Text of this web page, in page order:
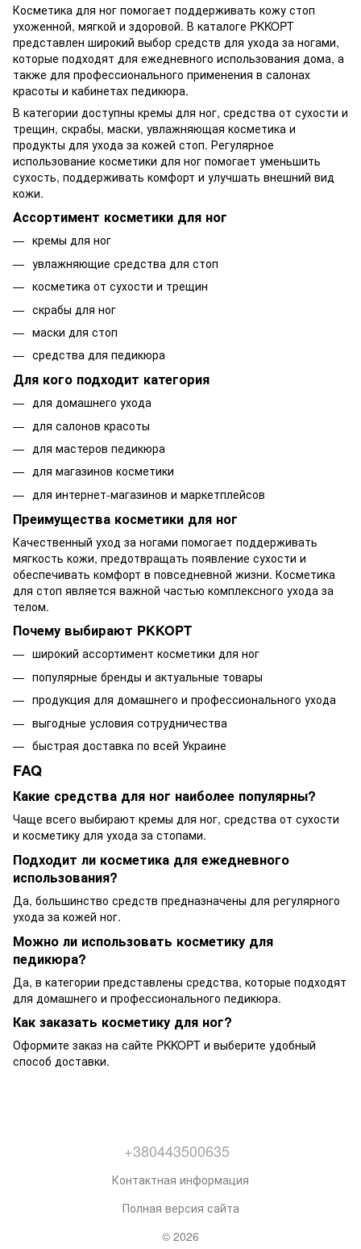
Косметика для ног помогает поддерживать кожу стоп
ухоженной, мягкой и здоровой. В каталоге PKKOPT
представлен широкий выбор средств для ухода за ногами,
которые подходят для ежедневного использования дома, а
также для профессионального применения в салонах
красоты и кабинетах педикюра.
В категории доступны кремы для ног, средства от сухости и
трещин, скрабы, маски, увлажняющая косметика и
продукты для ухода за кожей стоп. Регулярное
использование косметики для ног помогает уменьшить
сухость, поддерживать комфорт и улучшать внешний вид
кожи.
Ассортимент косметики для ног
кремы для ног
увлажняющие средства для стоп
косметика от сухости и трещин
скрабы для ног
маски для стоп
средства для педикюра
Для кого подходит категория
для домашнего ухода
для салонов красоты
для мастеров педикюра
для магазинов косметики
для интернет-магазинов и маркетплейсов
Преимущества косметики для ног
Качественный уход за ногами помогает поддерживать
мягкость кожи, предотвращать появление сухости и
обеспечивать комфорт в повседневной жизни. Косметика
для стоп является важной частью комплексного ухода за
телом.
Почему выбирают PKKOPT
широкий ассортимент косметики для ног
популярные бренды и актуальные товары
продукция для домашнего и профессионального ухода
выгодные условия сотрудничества
быстрая доставка по всей Украине
FAQ
Какие средства для ног наиболее популярны?
Чаще всего выбирают кремы для ног, средства от сухости
и косметику для ухода за стопами.
Подходит ли косметика для ежедневного
использования?
Да, большинство средств предназначены для регулярного
ухода за кожей ног.
Можно ли использовать косметику для
педикюра?
Да, в категории представлены средства, которые подходят
для домашнего и профессионального педикюра.
Как заказать косметику для ног?
Оформите заказ на сайте PKKOPT и выберите удобный
способ доставки.
+380443500635
Контактная информация
Полная версия сайта
© 2026